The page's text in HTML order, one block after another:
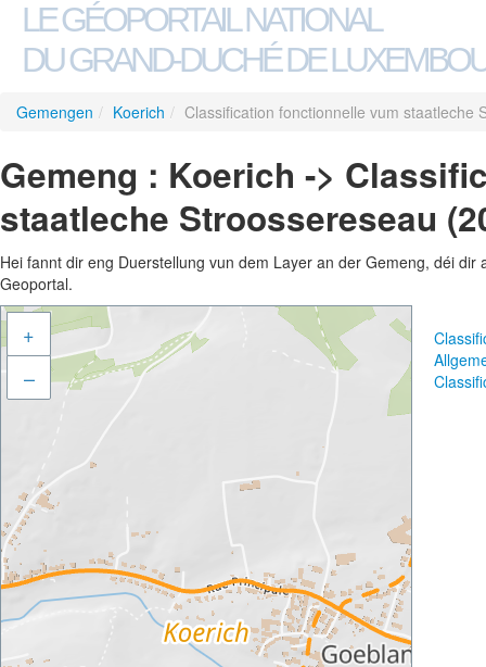
LE GÉOPORTAIL NATIONAL
DU GRAND-DUCHÉ DE
Gemengen / Koerich / Classification fonctionnelle vum staatleche
Gemeng : Koerich ->
staatleche Stroossereseau
Hei fannt dir eng Duerstellung vun dem Layer an der Gemeng, déi
Geoportal.
+
–